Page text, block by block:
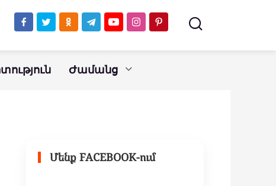
Ժամանց
Մենք FACEBOOK-ում